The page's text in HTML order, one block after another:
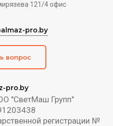
pro.by
"СветМаш Групп"
регистрации №
121/4 офис
pro.by
вопрос